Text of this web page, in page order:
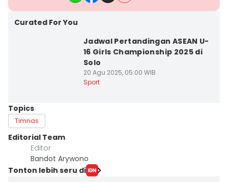
Curated For You
Jadwal Pertandingan ASEAN U-
16 Girls Championship 2025 di
Solo
20 Agu 2025, 05:00 WIB
Sport
Topics
Timnas
Editorial Team
Editor
Bandot Arywono
Tonton lebih seru di